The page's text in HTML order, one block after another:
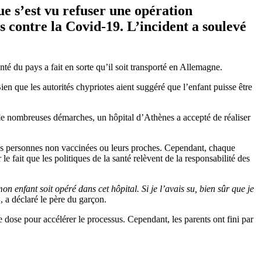
s’est vu refuser une opération
contre la Covid-19. L’incident a soulevé
du pays a fait en sorte qu’il soit transporté en Allemagne.
que les autorités chypriotes aient suggéré que l’enfant puisse être
démarches, un hôpital d’Athènes a accepté de réaliser
non vaccinées ou leurs proches. Cependant, chaque
fait que les politiques de la santé relèvent de la responsabilité des
enfant soit opéré dans cet hôpital. Si je l’avais su, bien sûr que je
, a déclaré le père du garçon.
pour accélérer le processus. Cependant, les parents ont fini par